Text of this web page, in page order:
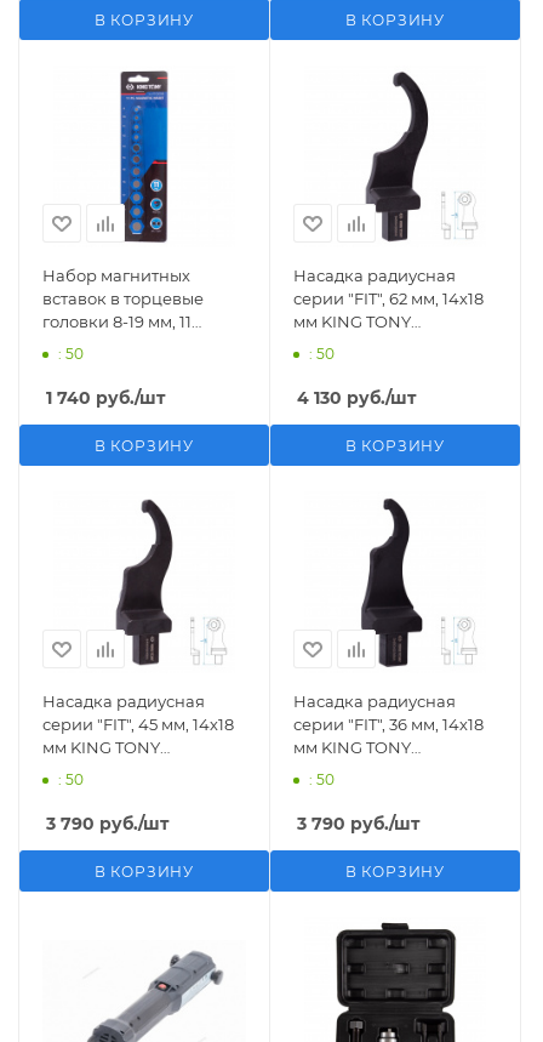
В КОРЗИНУ В КОРЗИНУ
Набор магнитных
вставок в торцевые
головки 8-19 мм, 11
предметов KING TONY
: 50
1 740 руб./шт
В КОРЗИНУ
Насадка радиусная
серии "FIT", 62 мм, 14х18
мм KING TONY
34504262M
: 50
4 130 руб./шт
В КОРЗИНУ
Насадка радиусная
серии "FIT", 45 мм, 14х18
мм KING TONY
34504245M
: 50
3 790 руб./шт
В КОРЗИНУ
Насадка радиусная
серии "FIT", 36 мм, 14х18
мм KING TONY
34504236M
: 50
3 790 руб./шт
В КОРЗИНУ